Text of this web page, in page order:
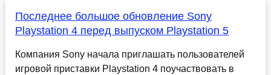
Последнее большое обновление Sony
Playstation 4 перед выпуском Playstation 5
Компания Sony начала приглашать пользователей
игровой приставки Playstation 4 поучаствовать в